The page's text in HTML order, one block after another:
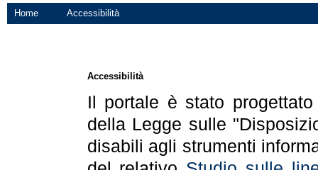
Home Accessibilità
Accessibilità
Il portale è stato
della Legge sulle
disabili agli strumenti